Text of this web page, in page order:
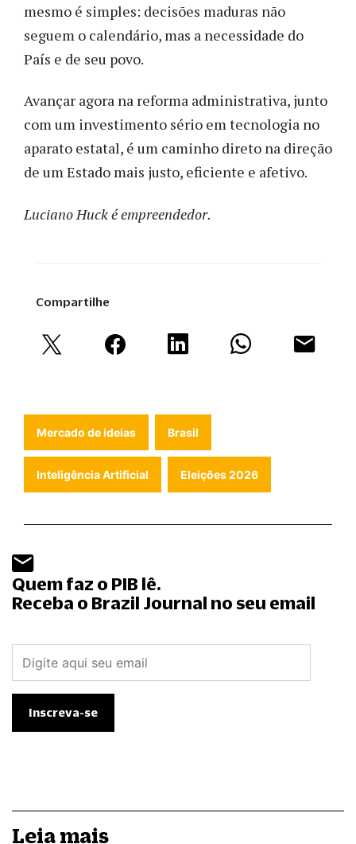
mesmo é simples: decisões maduras não
seguem o calendário, mas a necessidade do
País e de seu povo.
Avançar agora na reforma administrativa, junto
com um investimento sério em tecnologia no
aparato estatal, é um caminho direto na direção
de um Estado mais justo, eficiente e afetivo.
Luciano Huck é empreendedor.
Compartilhe
Mercado de ideias Brasil
Inteligência Artificial Eleições 2026
Quem faz o PIB lê.
Receba o Brazil Journal no seu email
Leia mais